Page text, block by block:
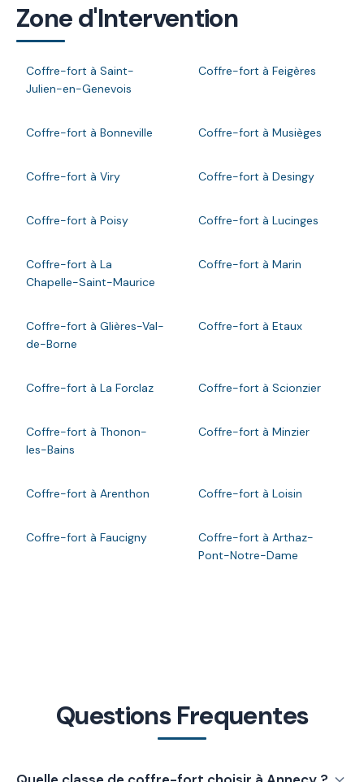
Zone d'Intervention
Coffre-fort à Saint-
Julien-en-Genevois
Coffre-fort à Feigères
Coffre-fort à Bonneville Coffre-fort à Musièges
Coffre-fort à Viry Coffre-fort à Desingy
Coffre-fort à Poisy Coffre-fort à Lucinges
Coffre-fort à La
Chapelle-Saint-Maurice
Coffre-fort à Marin
Coffre-fort à Glières-Val-
de-Borne
Coffre-fort à Etaux
Coffre-fort à La Forclaz Coffre-fort à Scionzier
Coffre-fort à Thonon-
les-Bains
Coffre-fort à Minzier
Coffre-fort à Arenthon Coffre-fort à Loisin
Coffre-fort à Faucigny
Coffre-fort à Arthaz-
Pont-Notre-Dame
Questions Frequentes